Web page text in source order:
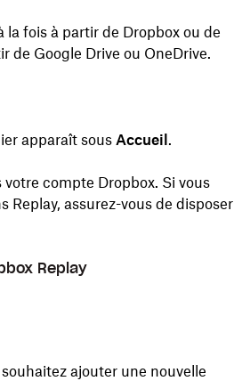
fois à partir de Dropbox ou de
de Google Drive ou OneDrive.
apparaît sous Accueil .
compte Dropbox. Si vous
assurez-vous de disposer
Replay
ajouter une nouvelle